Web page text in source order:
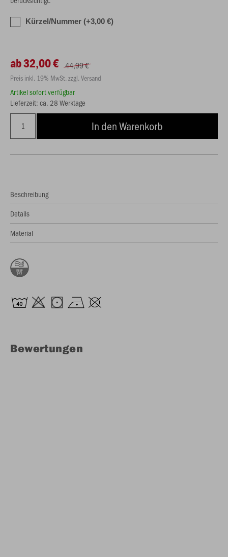
Kürzel/Nummer (+3,00 €)
ab 32,00 € 44,99 €
Preis inkl. 19% MwSt. zzgl. Versand
Artikel sofort verfügbar
Lieferzeit: ca. 28 Werktage
In den Warenkorb
Beschreibung
Details
Material
Bewertungen